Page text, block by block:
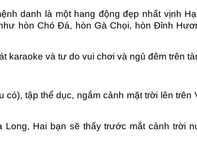
danh là một hang động đẹp nhất vịnh
hòn Chó Đá, hòn Gà Chọi, hòn Đỉnh
karaoke và tư do vui chơi và ngủ đêm trên
tập thể dục, ngắm cảnh mặt trời lên
Long, Hai bạn sẽ thấy trước mắt cảnh trời